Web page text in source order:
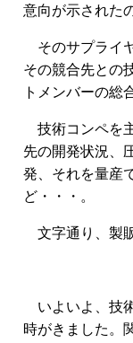
意向が示された
そのサプライ
その競合先との
トメンバーの総
技術コンペを
先の開発状況、
発、それを量産
ど・・・。
文字通り、製
いよいよ、技
時がきました。